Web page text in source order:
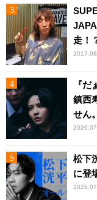
走！
『
鎮西
せん。
松下
に登